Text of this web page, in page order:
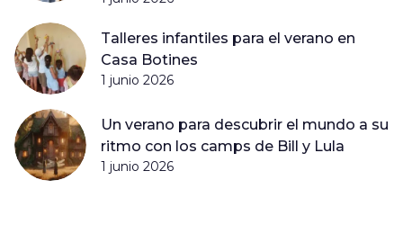
Talleres infantiles para el verano en
Casa Botines
1 junio 2026
Un verano para descubrir el mundo a su
ritmo con los camps de Bill y Lula
1 junio 2026